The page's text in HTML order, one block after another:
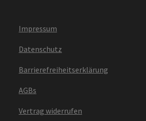
Impressum
Datenschutz
Barrierefreiheitserklärung
AGBs
Vertrag widerrufen